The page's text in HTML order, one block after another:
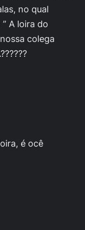
no qual
A loira do
colega
é ocê